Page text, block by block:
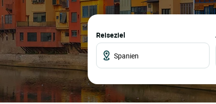
Reiseziel